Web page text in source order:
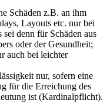
Schäden z.B. an ihm
Layouts etc. nur bei
denn für Schäden aus
oder der Gesundheit;
auch bei leichter
nur, sofern eine
für die Erreichung des
ist (Kardinalpflicht).